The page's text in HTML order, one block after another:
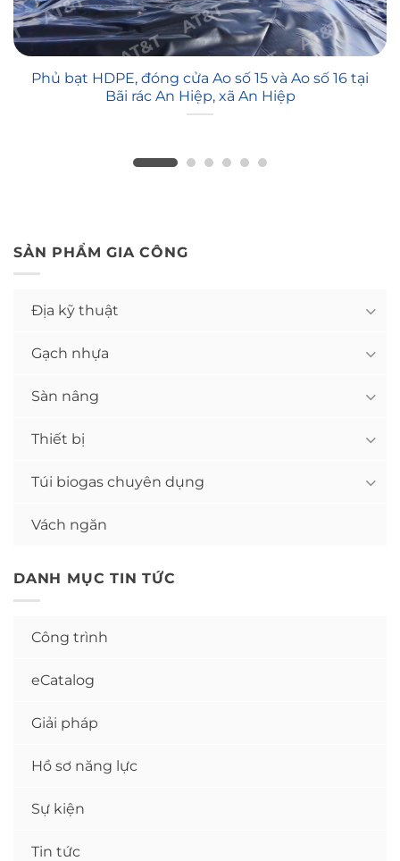
Phủ bạt HDPE, đóng cửa Ao số 15 và Ao số 16 tại
Bãi rác An Hiệp, xã An Hiệp
SẢN PHẨM GIA CÔNG
Địa kỹ thuật
Gạch nhựa
Sàn nâng
Thiết bị
Túi biogas chuyên dụng
Vách ngăn
DANH MỤC TIN TỨC
Công trình
eCatalog
Giải pháp
Hồ sơ năng lực
Sự kiện
Tin tức